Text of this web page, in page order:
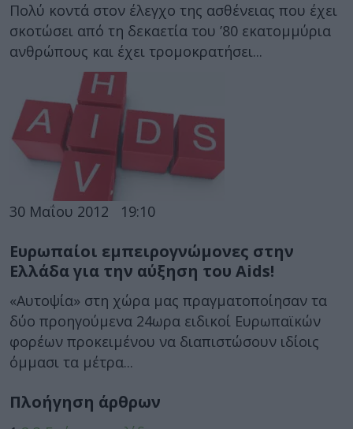
Πολύ κοντά στον έλεγχο της ασθένειας που έχει
σκοτώσει από τη δεκαετία του ’80 εκατομμύρια
ανθρώπους και έχει τρομοκρατήσει...
30 Μαΐου 2012 19:10
Ευρωπαίοι εμπειρογνώμονες στην
Ελλάδα για την αύξηση του Aids!
«Αυτοψία» στη χώρα μας πραγματοποίησαν τα
δύο προηγούμενα 24ωρα ειδικοί Ευρωπαϊκών
φορέων προκειμένου να διαπιστώσουν ιδίοις
όμμασι τα μέτρα...
Πλοήγηση άρθρων